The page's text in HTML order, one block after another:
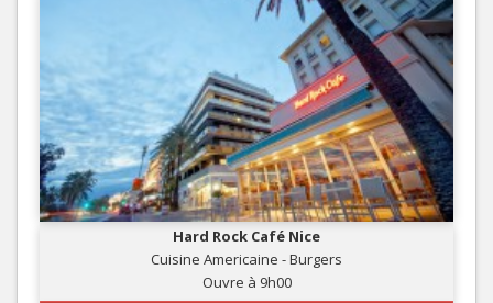
Hard Rock Café Nice
Cuisine Americaine - Burgers
Ouvre à 9h00